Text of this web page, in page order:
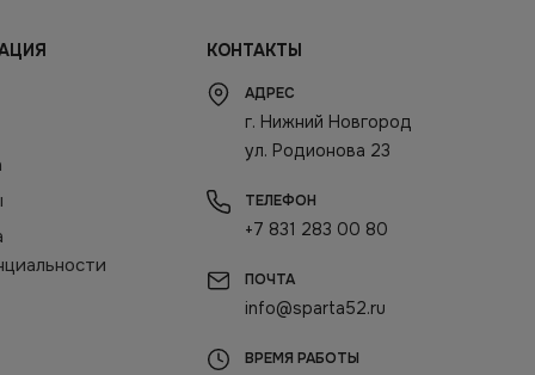
КОНТАКТЫ
АДРЕС
г. Нижний Новгород
ул. Родионова 23
ТЕЛЕФОН
+7 831 283 00 80
ПОЧТА
info@sparta52.ru
ВРЕМЯ РАБОТЫ